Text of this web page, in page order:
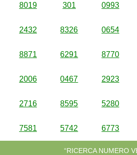
8019 301 0993
2432 8326 0654
8871 6291 8770
2006 0467 2923
2716 8595 5280
7581 5742 6773
“RICERCA NUMERO